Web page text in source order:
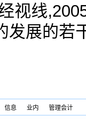
视线
发展的若
信息 业内 管理会计